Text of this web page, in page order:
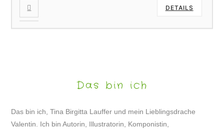
DETAILS
Das bin ich
Das bin ich, Tina Birgitta Lauffer und mein Lieblingsdrache
Valentin. Ich bin Autorin, Illustratorin, Komponistin,